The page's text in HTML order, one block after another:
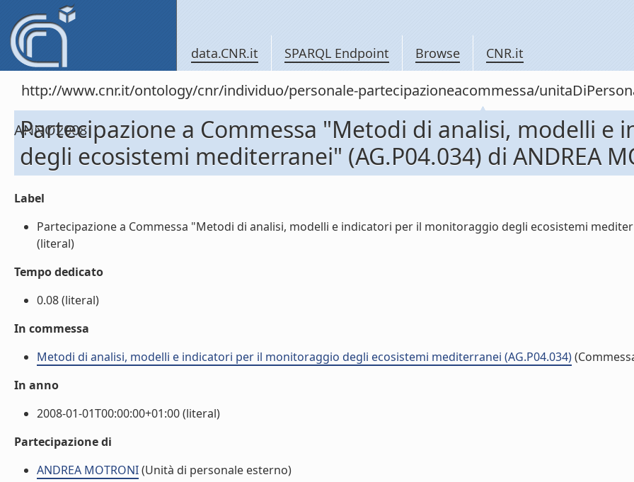
data.CNR.it SPARQL Endpoint Browse CNR.it
http://www.cnr.it/ontology/cnr/individuo/personale-partecipazioneacommessa/
ANNO2008
Partecipazione a Commessa "Metodi di analisi, modelli
degli ecosistemi mediterranei" (AG.P04.034) di ANDREA
Label
Partecipazione a Commessa "Metodi di analisi, modelli e indicatori per il monitoraggio degli ecosistemi
(literal)
Tempo dedicato
0.08 (literal)
In commessa
Metodi di analisi, modelli e indicatori per il monitoraggio degli ecosistemi mediterranei (AG.P04.034)
In anno
2008-01-01T00:00:00+01:00 (literal)
Partecipazione di
ANDREA MOTRONI(Unità di personale esterno)